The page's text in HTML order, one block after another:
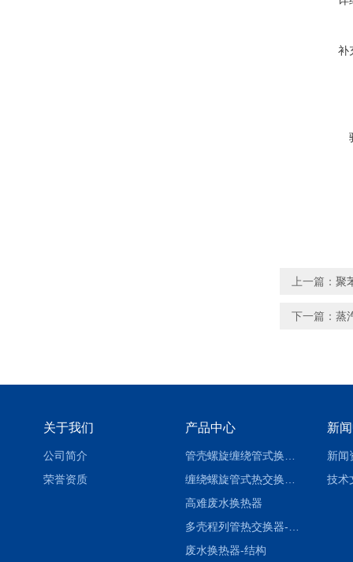
补
上一篇： 聚
下一篇： 蒸
关于我们
公司简介
荣誉资质
产品中心
高难废水换热器
废水换热器-结构
新
新闻
技术